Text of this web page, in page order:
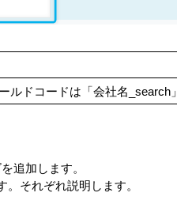
ルドコードは「会社名_search」
追加します。
それぞれ説明します。